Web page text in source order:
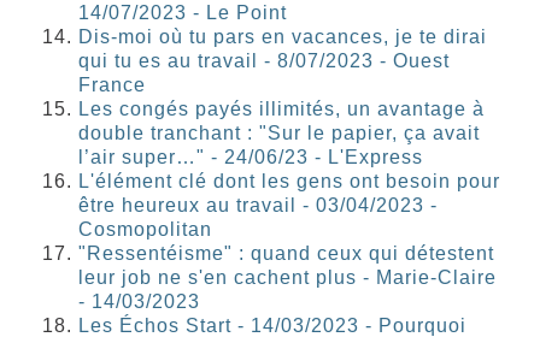
14/07/2023 - Le Point
Dis-moi où tu pars en vacances, je te dirai
qui tu es au travail - 8/07/2023 - Ouest
France
Les congés payés illimités, un avantage à
double tranchant : "Sur le papier, ça avait
l’air super…" - 24/06/23 - L'Express
L'élément clé dont les gens ont besoin pour
être heureux au travail - 03/04/2023 -
Cosmopolitan
"Ressentéisme" : quand ceux qui détestent
leur job ne s'en cachent plus - Marie-Claire
- 14/03/2023
Les Échos Start - 14/03/2023 - Pourquoi